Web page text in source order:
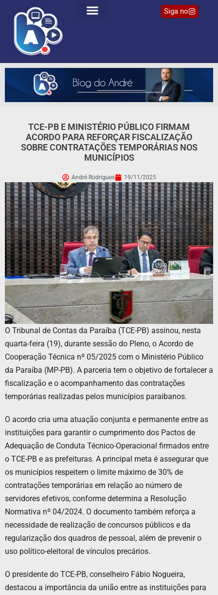
Siga no
TCE-PB E MINISTÉRIO PÚBLICO FIRMAM
ACORDO PARA REFORÇAR FISCALIZAÇÃO
SOBRE CONTRATAÇÕES TEMPORÁRIAS NOS
MUNICÍPIOS
André Rodrigues 19/11/2025
O Tribunal de Contas da Paraíba (TCE-PB) assinou, nesta
quarta-feira (19), durante sessão do Pleno, o Acordo de
Cooperação Técnica nº 05/2025 com o Ministério Público
da Paraíba (MP-PB). A parceria tem o objetivo de fortalecer a
fiscalização e o acompanhamento das contratações
temporárias realizadas pelos municípios paraibanos.
O acordo cria uma atuação conjunta e permanente entre as
instituições para garantir o cumprimento dos Pactos de
Adequação de Conduta Técnico-Operacional firmados entre
o TCE-PB e as prefeituras. A principal meta é assegurar que
os municípios respeitem o limite máximo de 30% de
contratações temporárias em relação ao número de
servidores efetivos, conforme determina a Resolução
Normativa nº 04/2024. O documento também reforça a
necessidade de realização de concursos públicos e da
regularização dos quadros de pessoal, além de prevenir o
uso político-eleitoral de vínculos precários.
O presidente do TCE-PB, conselheiro Fábio Nogueira,
destacou a importância da união entre as instituições para